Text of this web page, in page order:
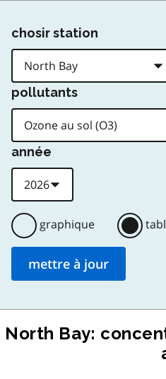
chosir station
pollutants
année
graphique
North Bay: